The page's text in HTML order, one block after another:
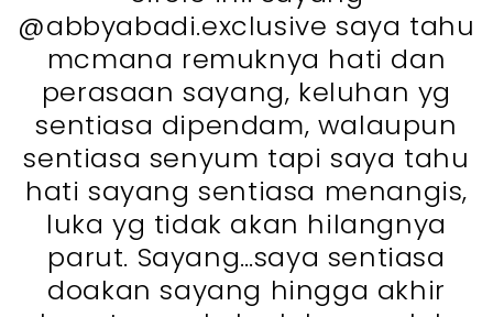
@abbyabadi.exclusive saya tahu
mcmana remuknya hati dan
perasaan sayang, keluhan yg
sentiasa dipendam, walaupun
sentiasa senyum tapi saya tahu
hati sayang sentiasa menangis,
luka yg tidak akan hilangnya
parut. Sayang…saya sentiasa
doakan sayang hingga akhir